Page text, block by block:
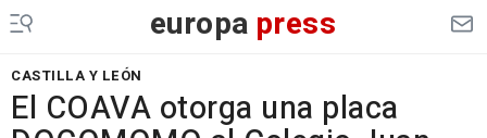
europa press
CASTILLA Y LEÓN
El COAVA otorga una placa